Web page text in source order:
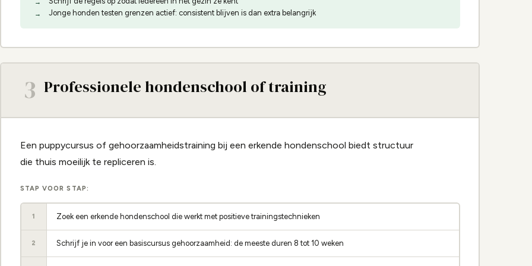
Jonge honden testen grenzen actief: consistent blijven is dan extra belangrijk
3 Professionele hondenschool of training
Een puppycursus of gehoorzaamheidstraining bij een erkende hondenschool biedt structuur
die thuis moeilijk te repliceren is.
STAP VOOR STAP:
1 Zoek een erkende hondenschool die werkt met positieve trainingstechnieken
2 Schrijf je in voor een basiscursus gehoorzaamheid: de meeste duren 8 tot 10 weken